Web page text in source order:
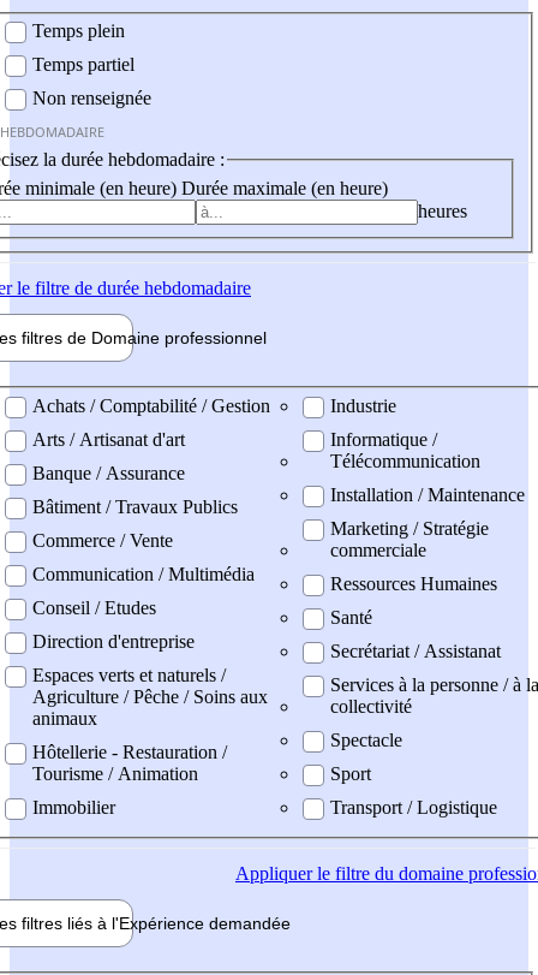
Temps plein
Temps partiel
Non renseignée
la durée hebdomadaire :
minimale (en heure) Durée maximale (en heure)
heures
le filtre de durée hebdomadaire
filtres de Domaine professionnel
professionel
Achats / Comptabilité / Gestion
Arts / Artisanat d'art
Banque / Assurance
Bâtiment / Travaux Publics
Commerce / Vente
Communication / Multimédia
Conseil / Etudes
Direction d'entreprise
Espaces verts et naturels /
Agriculture / Pêche / Soins aux
animaux
Hôtellerie - Restauration /
Tourisme / Animation
Immobilier
Industrie
Informatique /
Télécommunication
Installation / Maintenance
Marketing / Stratégie
commerciale
Ressources Humaines
Santé
Secrétariat / Assistanat
Services à la personne / à la
collectivité
Spectacle
Sport
Transport / Logistique
Appliquerle filtre du domaine
filtres liés à l'Expérience demandée